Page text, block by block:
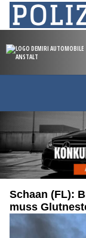
Schaan (FL):
muss